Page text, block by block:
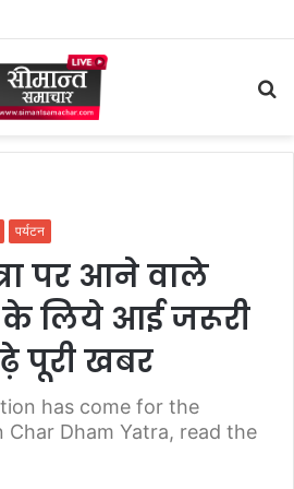
पर्यटन
पर आने वाले
के लिये आई जरूरी
पूरी खबर
has come for the
Char Dham Yatra, read the